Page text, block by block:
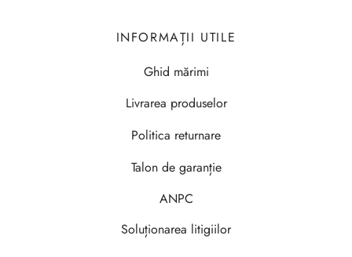
INFORMAȚII UTILE
Ghid mărimi
Livrarea produselor
Politica returnare
Talon de garanție
ANPC
Soluționarea litigiilor